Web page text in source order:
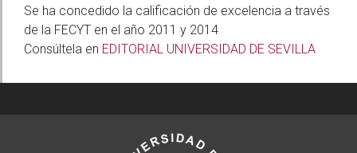
Se ha concedido la calificación de excelencia a través
de la FECYT en el año 2011 y 2014
Consúltela en EDITORIAL UNIVERSIDAD DE SEVILLA